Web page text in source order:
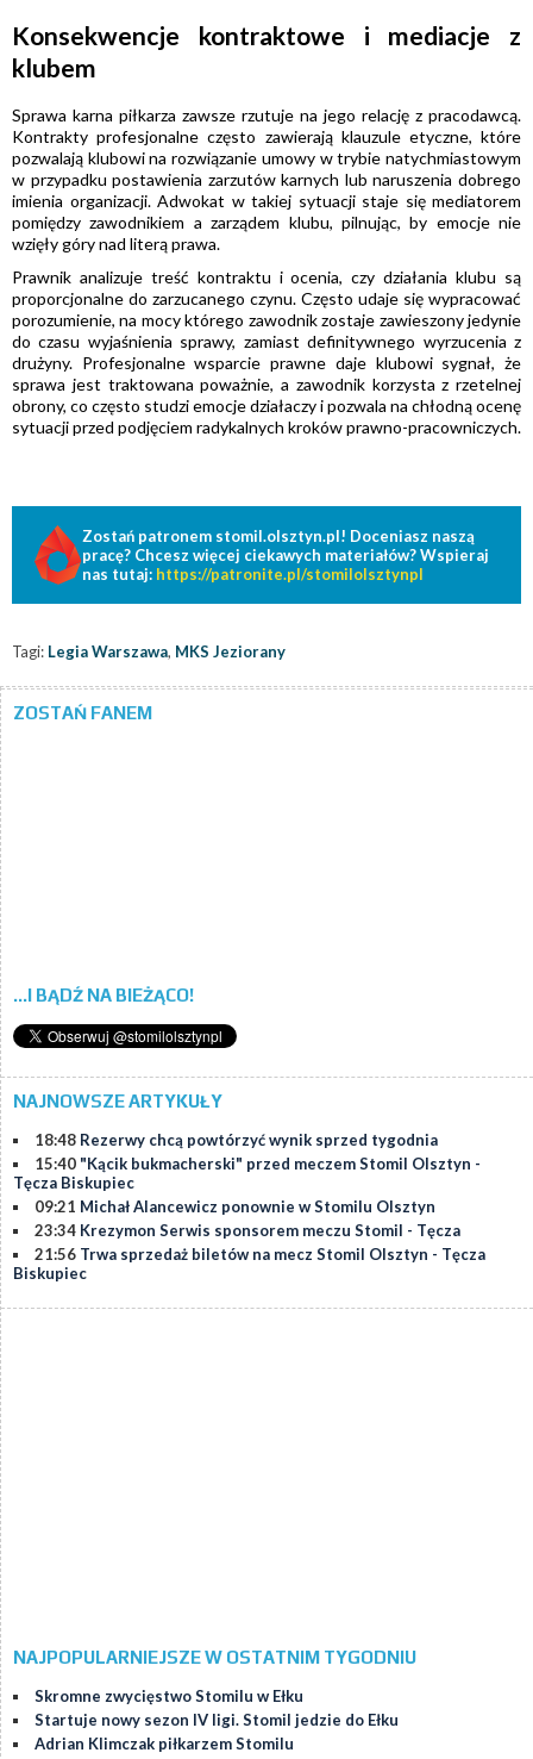
Konsekwencje kontraktowe i mediacje z
klubem
Sprawa karna piłkarza zawsze rzutuje na jego relację z pracodawcą.
Kontrakty profesjonalne często zawierają klauzule etyczne, które
pozwalają klubowi na rozwiązanie umowy w trybie natychmiastowym
w przypadku postawienia zarzutów karnych lub naruszenia dobrego
imienia organizacji. Adwokat w takiej sytuacji staje się mediatorem
pomiędzy zawodnikiem a zarządem klubu, pilnując, by emocje nie
wzięły góry nad literą prawa.
Prawnik analizuje treść kontraktu i ocenia, czy działania klubu są
proporcjonalne do zarzucanego czynu. Często udaje się wypracować
porozumienie, na mocy którego zawodnik zostaje zawieszony jedynie
do czasu wyjaśnienia sprawy, zamiast definitywnego wyrzucenia z
drużyny. Profesjonalne wsparcie prawne daje klubowi sygnał, że
sprawa jest traktowana poważnie, a zawodnik korzysta z rzetelnej
obrony, co często studzi emocje działaczy i pozwala na chłodną ocenę
sytuacji przed podjęciem radykalnych kroków prawno-pracowniczych.
Zostań patronem stomil.olsztyn.pl! Doceniasz naszą
pracę? Chcesz więcej ciekawych materiałów? Wspieraj
nas tutaj: https://patronite.pl/stomilolsztynpl
Tagi: Legia Warszawa, MKS Jeziorany
ZOSTAŃ FANEM
...I BĄDŹ NA BIEŻĄCO!
NAJNOWSZE ARTYKUŁY
18:48 Rezerwy chcą powtórzyć wynik sprzed tygodnia
15:40 "Kącik bukmacherski" przed meczem Stomil Olsztyn -
Tęcza Biskupiec
09:21 Michał Alancewicz ponownie w Stomilu Olsztyn
23:34 Krezymon Serwis sponsorem meczu Stomil - Tęcza
21:56 Trwa sprzedaż biletów na mecz Stomil Olsztyn - Tęcza
Biskupiec
NAJPOPULARNIEJSZE W OSTATNIM TYGODNIU
Skromne zwycięstwo Stomilu w Ełku
Startuje nowy sezon IV ligi. Stomil jedzie do Ełku
Adrian Klimczak piłkarzem Stomilu